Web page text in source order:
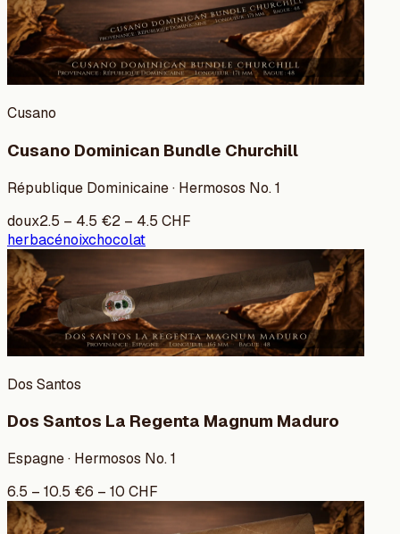
Cusano
Cusano Dominican Bundle Churchill
République Dominicaine · Hermosos No. 1
doux2.5 – 4.5 €2 – 4.5 CHF
herbacénoixchocolat
Dos Santos
Dos Santos La Regenta Magnum Maduro
Espagne · Hermosos No. 1
6.5 – 10.5 €6 – 10 CHF